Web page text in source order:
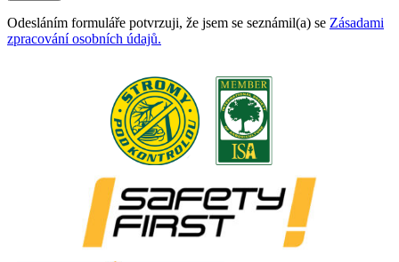
Odesláním formuláře potvrzuji, že jsem se seznámil(a) se Zásadami
zpracování osobních údajů.